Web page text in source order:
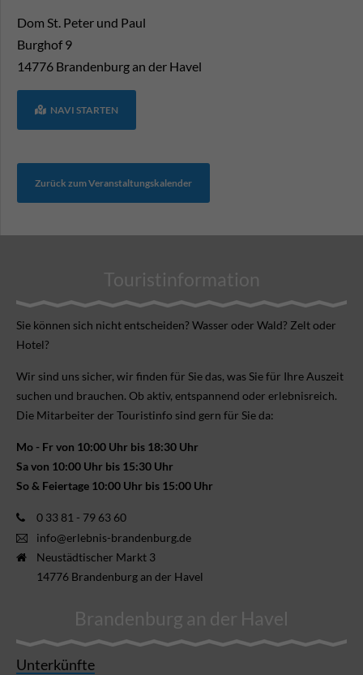
Dom St. Peter und Paul
Burghof 9
14776 Brandenburg an der Havel
NAVI STARTEN
Zurück zum Veranstaltungskalender
Touristinformation
Sie können sich nicht ent­scheiden? Wasser oder Wald? Zelt oder
Hotel?
Wir sind uns sicher, wir finden für Sie das, was Sie für Ihre Aus­zeit
suchen und brauchen. Ob aktiv, ent­spannend oder erlebnis­reich.
Die Mitarbeiter der Touristinfo sind gern für Sie da:
Mo - Fr von 10:00 Uhr bis 18:30 Uhr
Sa von 10:00 Uhr bis 15:30 Uhr
So & Feiertage 10:00 Uhr bis 15:00 Uhr
0 33 81 - 79 63 60
info@erlebnis-brandenburg.de
Neustädtischer Markt 3
14776 Brandenburg an der Havel
Brandenburg an der Havel
Unterkünfte